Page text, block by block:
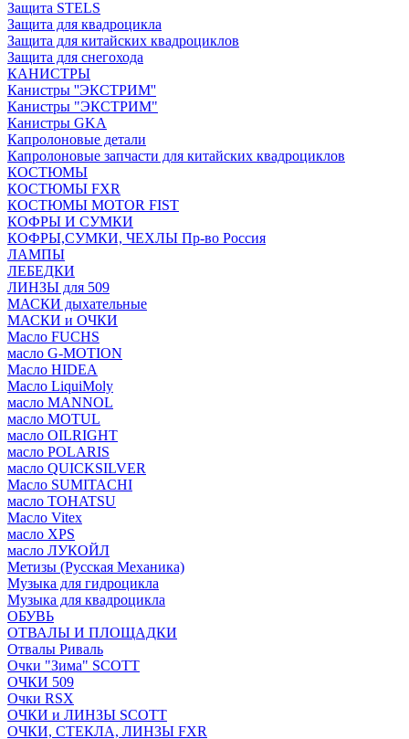
Защита STELS
Защита для квадроцикла
Защита для китайских квадроциклов
Защита для снегохода
КАНИСТРЫ
Канистры ''ЭКСТРИМ''
Канистры "ЭКСТРИМ"
Канистры GKA
Капролоновые детали
Капролоновые запчасти для китайских квадроциклов
КОСТЮМЫ
КОСТЮМЫ FXR
КОСТЮМЫ MOTOR FIST
КОФРЫ И СУМКИ
КОФРЫ,СУМКИ, ЧЕХЛЫ Пр-во Россия
ЛАМПЫ
ЛЕБЕДКИ
ЛИНЗЫ для 509
МАСКИ дыхательные
МАСКИ и ОЧКИ
Масло FUCHS
масло G-MOTION
Масло HIDEA
Масло LiquiMoly
масло MANNOL
масло MOTUL
масло OILRIGHT
масло POLARIS
масло QUICKSILVER
Масло SUMITACHI
масло TOHATSU
Масло Vitex
масло XPS
масло ЛУКОЙЛ
Метизы (Русская Механика)
Музыка для гидроцикла
Музыка для квадроцикла
ОБУВЬ
ОТВАЛЫ И ПЛОЩАДКИ
Отвалы Риваль
Очки "Зима" SCOTT
ОЧКИ 509
Очки RSX
ОЧКИ и ЛИНЗЫ SCOTT
ОЧКИ, СТЕКЛА, ЛИНЗЫ FXR